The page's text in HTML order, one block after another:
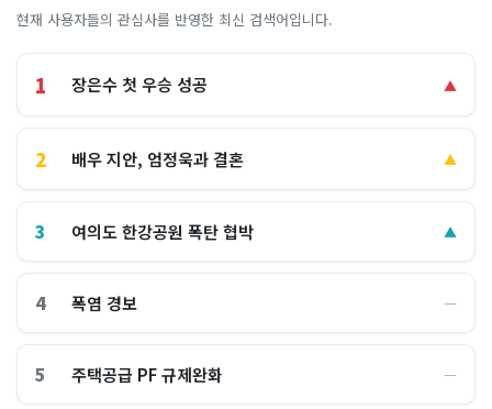
현재 사용자들의 관심사를 반영한 최신 검색어입니다.
1 장은수 첫 우승 성공 ▲
2 배우 지안, 엄정욱과 결혼 ▲
3 여의도 한강공원 폭탄 협박 ▲
4 폭염 경보 ―
5 주택공급 PF 규제완화 ―